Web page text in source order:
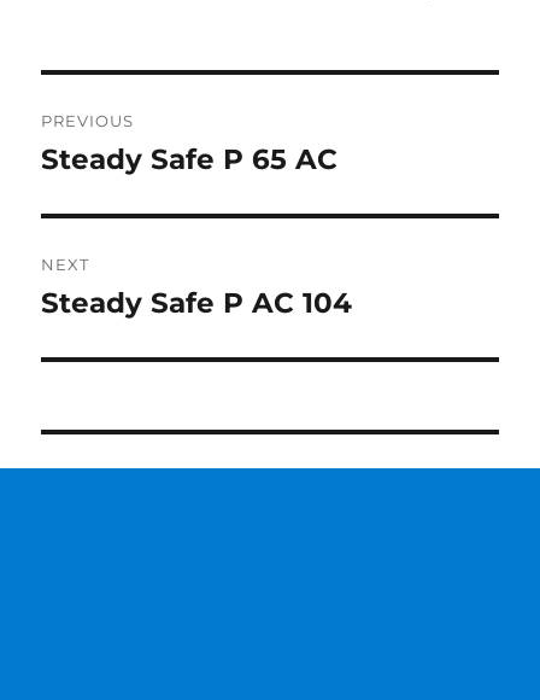
navigation
PREVIOUS
Previous
Steady Safe P 65 AC
NEXT
Next
Steady Safe P AC 104